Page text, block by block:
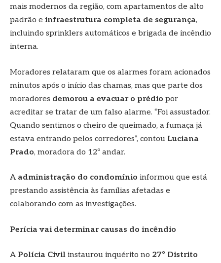
mais modernos da região, com apartamentos de alto
padrão e infraestrutura completa de segurança,
incluindo sprinklers automáticos e brigada de incêndio
interna.
Moradores relataram que os alarmes foram acionados
minutos após o início das chamas, mas que parte dos
moradores demorou a evacuar o prédio por
acreditar se tratar de um falso alarme. “Foi assustador.
Quando sentimos o cheiro de queimado, a fumaça já
estava entrando pelos corredores”, contou Luciana
Prado, moradora do 12º andar.
A administração do condomínio informou que está
prestando assistência às famílias afetadas e
colaborando com as investigações.
Perícia vai determinar causas do incêndio
A Polícia Civil instaurou inquérito no 27º Distrito